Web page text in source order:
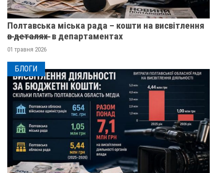
Полтавська міська рада – кошти на висвітлення
в̶ ̶д̶е̶т̶а̶л̶я̶х̶ ̶ в департаментах
01 травня 2026
БЛОГИ